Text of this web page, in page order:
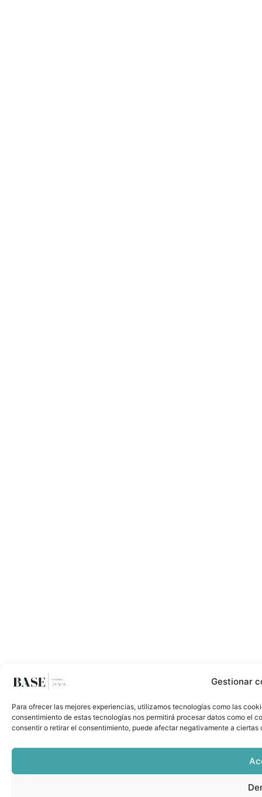
Gestionar
Para ofrecer las mejores experiencias, utilizamos tecnologías como las
consentimiento de estas tecnologías nos permitirá procesar datos como el
consentir o retirar el consentimiento, puede afectar negativamente a